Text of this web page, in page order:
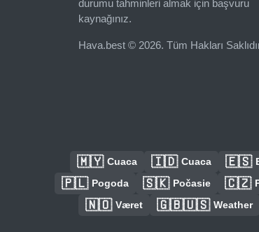
durumu tahminleri almak için başvuru
kaynağınız.
Hava.best © 2026. Tüm Hakları
🇲🇾 Cuaca 🇮🇩 Cuaca 🇪🇸
🇵🇱 Pogoda 🇸🇰 Počasie 🇨🇿
🇳🇴 Været 🇬🇧🇺🇸 Weather